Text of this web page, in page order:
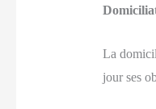
La
jour ses